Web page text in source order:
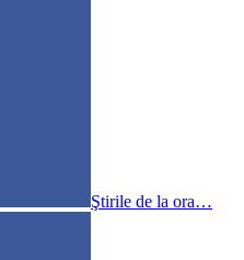
Ştirile de la ora…